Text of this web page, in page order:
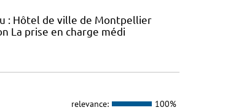
: Hôtel de ville de Montpellier
La prise en charge médi
relevance: 100%